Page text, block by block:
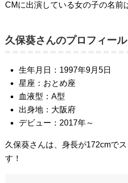
CMに出演している女の子の名前
久保葵さんのプロフィール
生年月日：1997年9月5日
星座：おとめ座
血液型：A型
出身地：大阪府
デビュー：2017年～
久保葵さんは、身長が172cmで
す！